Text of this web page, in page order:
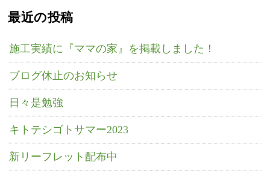
最近の投稿
施工実績に『ママの家』を掲載しました！
ブログ休止のお知らせ
日々是勉強
キトテシゴトサマー2023
新リーフレット配布中